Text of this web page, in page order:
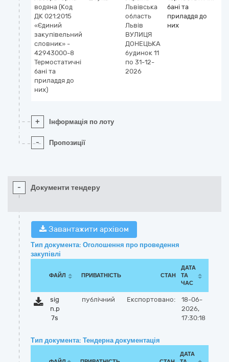
водяна (Код
ДК 021:2015
«Єдиний
закупівельний
словник» -
42943000-8
Термостатичні
бані та
приладдя до
них)
Львівська
область
Львів
ВУЛИЦЯ
ДОНЕЦЬКА
будинок 11
по 31-12-
2026
бані та
приладдя до
них
+ Інформація по лоту
- Пропозиції
- Документи тендеру
Завантажити архівом
Тип документа: Оголошення про проведення
закупівлі
ФАЙЛ ПРИВАТНІСТЬ СТАН
ДАТА
ТА
ЧАС
sig
n.p
7s
публічний Експортовано:
18-06-
2026,
17:30:18
Тип документа: Тендерна документація
ДАТА